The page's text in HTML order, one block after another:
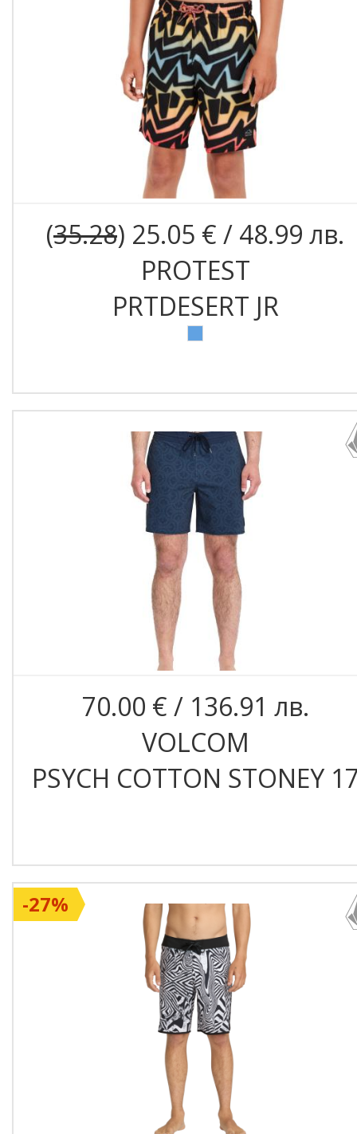
(35.28) 25.05 € / 48.99 лв.
PROTEST
PRTDESERT JR
70.00 € / 136.91 лв.
VOLCOM
PSYCH COTTON STONEY
-27%